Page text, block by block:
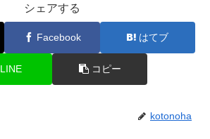
シェアする
Facebook はてブ
LINE コピー
kotonoha